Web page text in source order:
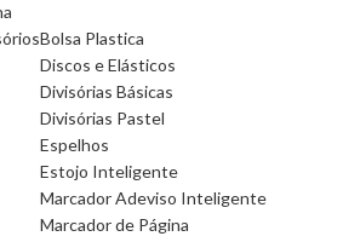
Bolsa Plastica
Discos e Elásticos
Divisórias Básicas
Divisórias Pastel
Espelhos
Estojo Inteligente
Marcador Adeviso Inteligente
Marcador de Página